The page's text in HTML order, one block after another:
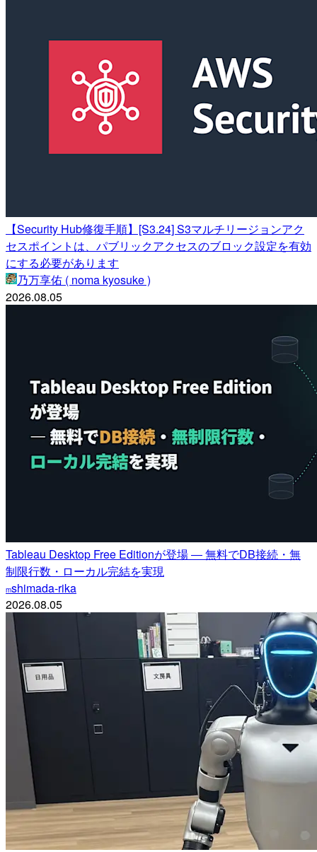
【Security Hub修復手順】[S3.24] S3マルチリージョンアク
セスポイントは、パブリックアクセスのブロック設定を有効
にする必要があります
乃万享佑 ( noma kyosuke )
2026.08.05
Tableau Desktop Free Editionが登場 ― 無料でDB接続・無
制限行数・ローカル完結を実現
mshimada-rika
2026.08.05